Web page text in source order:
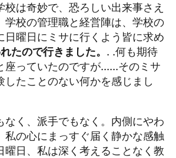
校は奇妙で、恐ろしい出来事さえ
学校の管理職と経営陣は、学校の
日曜日にミサに行くよう皆に求め
たので行きました。 . .何も期待
座っていたのですが......そのミサ
したことのない何かを感じまし
なく、派手でもなく。内側にやわ
私の心にまっすぐ届く静かな感触
曜日、私は深く考えることなく教